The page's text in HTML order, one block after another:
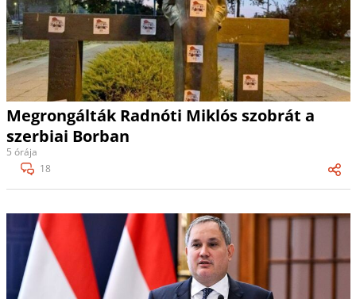
Megrongálták Radnóti Miklós szobrát a
szerbiai Borban
5 órája
18